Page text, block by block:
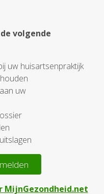
volgende
uw huisartsenpraktijk
uw